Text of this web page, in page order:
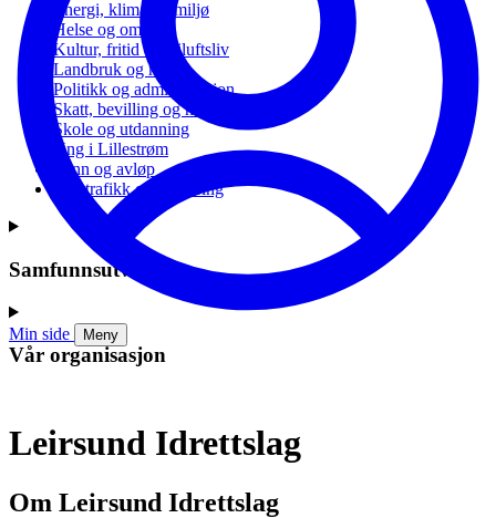
Min side Meny
Energi, klima og miljø
Helse og omsorg
Kultur, fritid og friluftsliv
Landbruk og natur
Politikk og administrasjon
Skatt, bevilling og næring
Skole og utdanning
Ung i Lillestrøm
Vann og avløp
Vei, trafikk og parkering
Samfunnsutvikling
Vår organisasjon
Leirsund Idrettslag
Om Leirsund Idrettslag